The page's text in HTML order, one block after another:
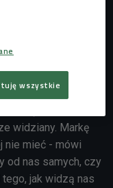
i trudny
czas, energię i
- bezcenną
widziany. Markę
nie mieć - mówi
od nas samych, czy
jak widzą nas
wszystkie